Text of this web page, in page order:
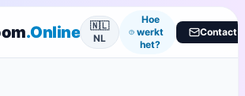
.Online
🇳🇱
NL
Hoe
werkt
het?
Contact